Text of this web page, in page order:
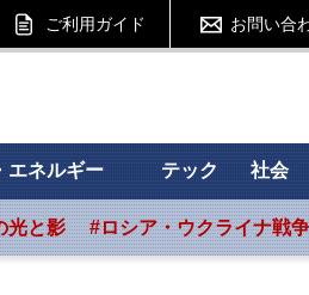
ご利用ガイド お問い合
エネルギー テック 社会
光と影 #ロシア・ウクライナ戦争